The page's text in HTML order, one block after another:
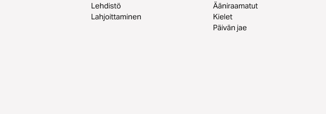
Lehdistö
Lahjoittaminen
Ääniraamatut
Kielet
Päivän jae